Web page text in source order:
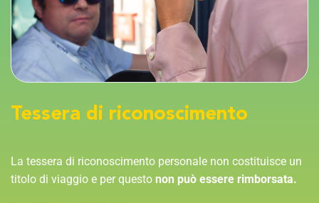
Tessera di riconoscimento
La tessera di riconoscimento personale non costituisce un
titolo di viaggio e per questo non può essere rimborsata.